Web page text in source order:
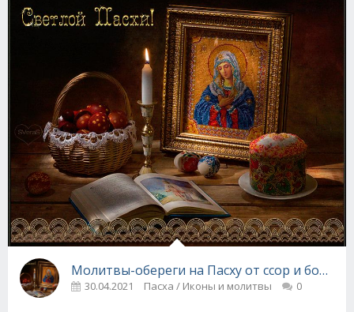
Молитвы-обереги на Пасху от ссор и
30.04.2021 Пасха / Иконы и молитвы 0